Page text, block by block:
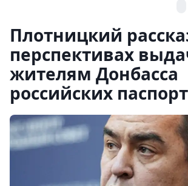
Плотницкий
перспективах
жителям Донбасса
российских